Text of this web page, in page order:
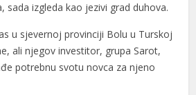
sada izgleda kao jezivi grad duhova.
u sjevernoj provinciji Bolu u Turskoj
ali njegov investitor, grupa Sarot,
potrebnu svotu novca za njeno